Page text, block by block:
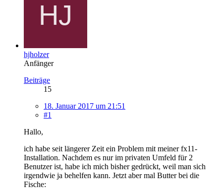
hjholzer
Anfänger
Beiträge
15
18. Januar 2017 um 21:51
#1
Hallo,
ich habe seit längerer Zeit ein Problem mit meiner fx11-
Installation. Nachdem es nur im privaten Umfeld für 2
Benutzer ist, habe ich mich bisher gedrückt, weil man sich
irgendwie ja behelfen kann. Jetzt aber mal Butter bei die
Fische: